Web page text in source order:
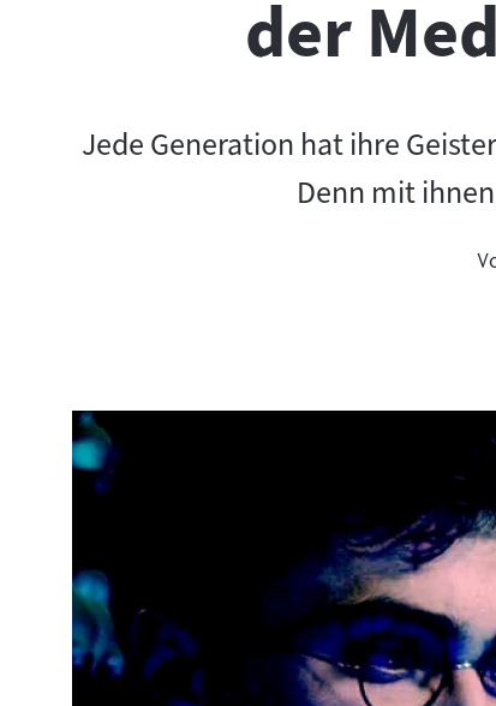
der
Jede Generation hat ihre
Denn mit